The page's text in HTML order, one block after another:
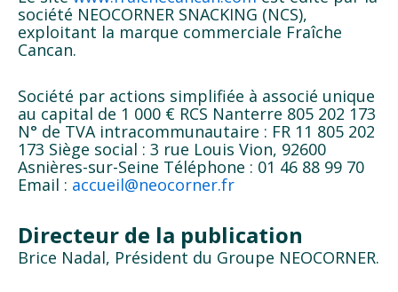
société NEOCORNER SNACKING (NCS),
exploitant la marque commerciale Fraîche
Cancan.
Société par actions simplifiée à associé unique
au capital de 1 000 € RCS Nanterre 805 202 173
N° de TVA intracommunautaire : FR 11 805 202
173 Siège social : 3 rue Louis Vion, 92600
Asnières-sur-Seine Téléphone : 01 46 88 99 70
Email : accueil@neocorner.fr
Directeur de la publication
Brice Nadal, Président du Groupe NEOCORNER.